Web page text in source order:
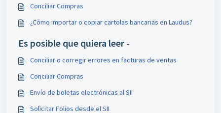
Conciliar Compras
¿Cómo importar o copiar cartolas bancarias en Laudus?
Es posible que quiera leer -
Conciliar o corregir errores en facturas de ventas
Conciliar Compras
Envío de boletas electrónicas al SII
Solicitar Folios desde el SII